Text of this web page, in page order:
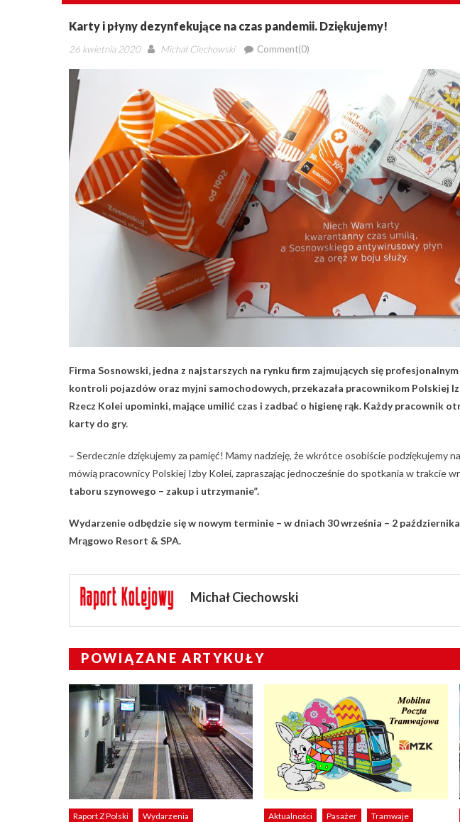
Karty i płyny dezynfekujące na czas pandemii. Dziękujemy!
Posted
26 kwietnia 2020 Author
Michał Ciechowski Comment(0)
Firma Sosnowski, jedna z najstarszych na rynku firm zajmujących się
kontroli pojazdów oraz myjni samochodowych, przekazała pracownikom Polskiej
Rzecz Kolei upominki, mające umilić czas i zadbać o higienę rąk. Każdy pracownik
karty do gry.
– Serdecznie dziękujemy za pamięć! Mamy nadzieję, że wkrótce osobiście podziękujemy
mówią pracownicy Polskiej Izby Kolei, zapraszając jednocześnie do spotkania w trakcie
taboru szynowego – zakup i utrzymanie”.
Wydarzenie odbędzie się w nowym terminie – w dniach 30 września – 2
Mrągowo Resort & SPA.
Michał Ciechowski
POWIĄZANE ARTYKUŁY
Raport Z Polski Wydarzenia Aktualności Pasażer
Tramwaje